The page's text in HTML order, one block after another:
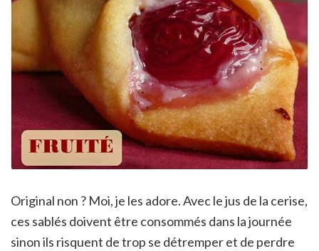
Original non ? Moi, je les adore. Avec le jus de la cerise,
ces sablés doivent être consommés dans la journée
sinon ils risquent de trop se détremper et de perdre